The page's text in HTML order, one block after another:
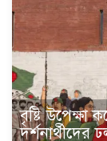
বৃষ্টি উপেক্ষা
দর্শনার্থীদের